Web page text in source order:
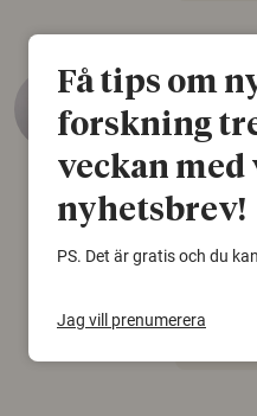
äldsta
22 juni 2026
Det som
björnfäll
gammal
Få tips om
forskning
veckan med
nyhetsbrev!
PS. Det är gratis och du
Jag vill prenumerera